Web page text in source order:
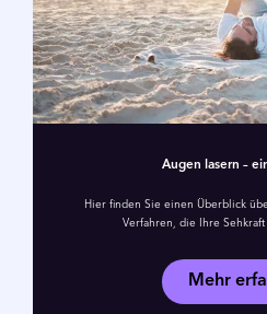
Augen lasern –
Hier finden Sie einen Überblick
Verfahren, die Ihre
Mehr